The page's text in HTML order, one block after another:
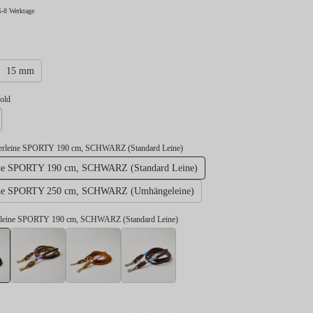
8 Werktage
15 mm
SPORTY 190 cm, SCHWARZ (Standard Leine)
SPORTY 190 cm, SCHWARZ (Standard Leine)
SPORTY 250 cm, SCHWARZ (Umhängeleine)
SPORTY 190 cm, SCHWARZ (Standard Leine)